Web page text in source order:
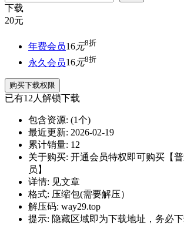
下载
20元
年费会员16元8折
永久会员16元8折
购买下载权限
已有12人解锁下载
包含资源: (1个)
最近更新: 2026-02-19
累计销量: 12
关于购买: 开通会员特权即可购买【
员】
详情: 见文章
格式: 压缩包(需要解压）
解压码: way29.top
提示: 隐藏区域即为下载地址，务必